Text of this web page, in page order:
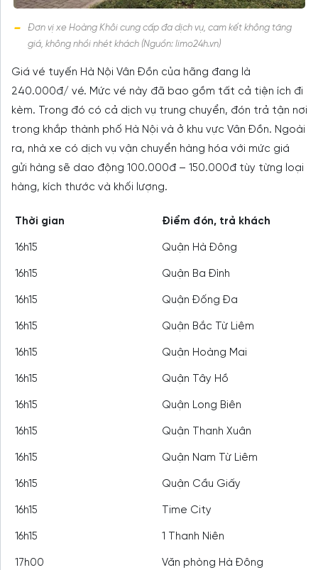
Đơn vị xe Hoàng Khôi cung cấp đa dịch vụ, cam kết không tăng
giá, không nhồi nhét khách (Nguồn: limo24h.vn)
Giá vé tuyến Hà Nội Vân Đồn của hãng đang là
240.000đ/ vé. Mức vé này đã bao gồm tất cả tiện ích đi
kèm. Trong đó có cả dịch vụ trung chuyển, đón trả tận nơi
trong khắp thành phố Hà Nội và ở khu vực Vân Đồn. Ngoài
ra, nhà xe có dịch vụ vận chuyển hàng hóa với mức giá
gửi hàng sẽ dao động 100.000đ – 150.000đ tùy từng loại
hàng, kích thước và khối lượng.
Thời gian Điểm đón, trả khách
16h15 Quận Hà Đông
16h15 Quận Ba Đình
16h15 Quận Đống Đa
16h15 Quận Bắc Từ Liêm
16h15 Quận Hoàng Mai
16h15 Quận Tây Hồ
16h15 Quận Long Biên
16h15 Quận Thanh Xuân
16h15 Quận Nam Từ Liêm
16h15 Quận Cầu Giấy
16h15 Time City
16h15 1 Thanh Niên
17h00 Văn phòng Hà Đông